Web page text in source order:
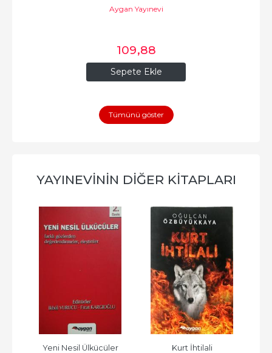
Sepete Ekle
Aygan Yayınevi
109,88
Tümünü göster
YAYINEVININ DIĞER KITAPLARI
Yeni Nesil Ülkücüler
Kurt İhtilali